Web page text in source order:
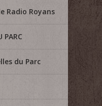
Radio Royans
PARC
du Parc